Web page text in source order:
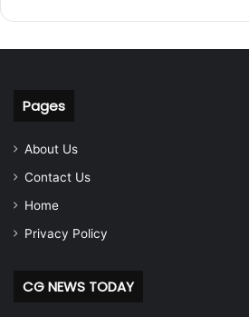
Pages
About Us
Contact Us
Home
Privacy Policy
CG NEWS TODAY